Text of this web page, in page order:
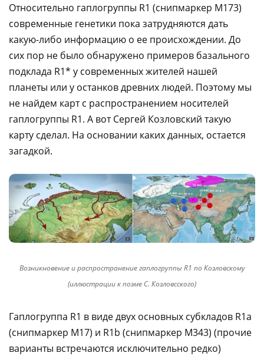
Относительно гаплогруппы R1 (снипмаркер M173)
современные генетики пока затрудняются дать
какую-либо информацию о ее происхождении. До
сих пор не было обнаружено примеров базального
подклада R1* у современных жителей нашей
планеты или у останков древних людей. Поэтому мы
не найдем карт с распространением носителей
гаплогруппы R1. А вот Сергей Козловский такую
карту сделал. На основании каких данных, остается
загадкой.
Возникновение и распространение гаплогруппы R1 по Козловскому
(иллюстрации к поэме С. Козловсского)
Гаплогруппа R1 в виде двух основных субкладов R1a
(снипмаркер M17) и R1b (снипмаркер M343) (прочие
варианты встречаются исключительно редко)